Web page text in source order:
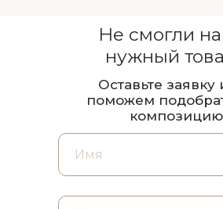
Не смогли
нужный
Оставьте
поможем
композицию